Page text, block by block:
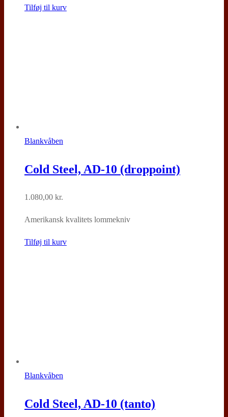
Tilføj til kurv
Blankvåben
Cold Steel, AD-10 (droppoint)
1.080,00 kr.
Amerikansk kvalitets lommekniv
Tilføj til kurv
Blankvåben
Cold Steel, AD-10 (tanto)